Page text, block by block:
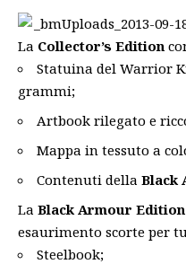
La Collector’s Edition
Statuina del Warrior
grammi;
Artbook rilegato e
Mappa in tessuto a
Contenuti della Black
La Black Armour Edition
esaurimento scorte per
Steelbook;